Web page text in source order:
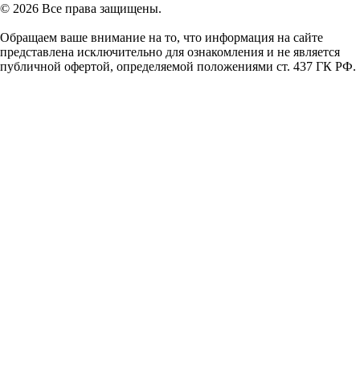
© 2026 Все права защищены.
Обращаем ваше внимание на то, что информация на сайте
представлена исключительно для ознакомления и не является
публичной офертой, определяемой положениями ст. 437 ГК РФ.